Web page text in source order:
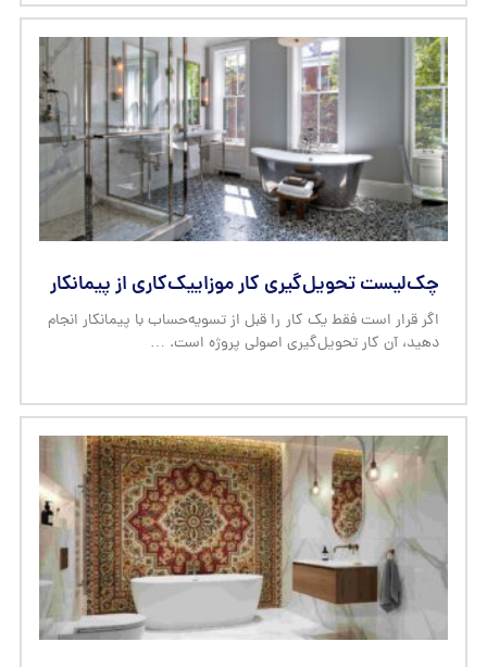
چک‌لیست تحویل‌گیری کار موزاییک‌کاری از پیمانکار
اگر قرار است فقط یک کار را قبل از تسویه‌حساب با پیمانکار انجام
دهید، آن کار تحویل‌گیری اصولی پروژه است. …